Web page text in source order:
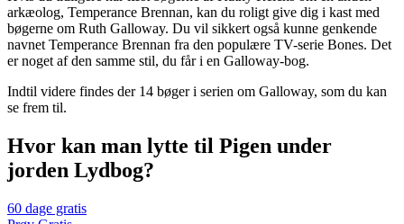
arkæolog, Temperance Brennan, kan du roligt give dig i kast med
bøgerne om Ruth Galloway. Du vil sikkert også kunne genkende
navnet Temperance Brennan fra den populære TV-serie Bones. Det
er noget af den samme stil, du får i en Galloway-bog.
Indtil videre findes der 14 bøger i serien om Galloway, som du kan
se frem til.
Hvor kan man lytte til Pigen under
jorden Lydbog?
60 dage gratis